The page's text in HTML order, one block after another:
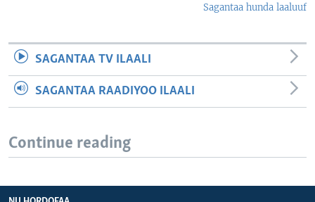
Sagantaa hunda laaluuf
SAGANTAA TV ILAALI
SAGANTAA RAADIYOO ILAALI
Continue reading